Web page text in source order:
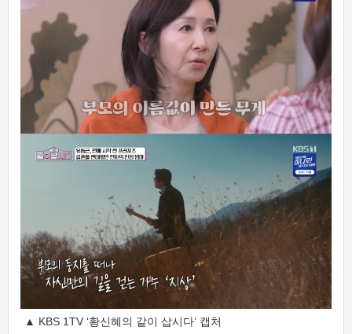
▲ KBS 1TV ‘황신혜의 같이 삽시다’ 캡처